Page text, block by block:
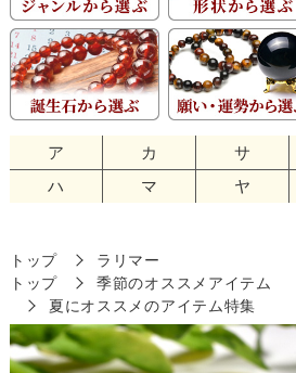
ア カ サ
ハ
マ ヤ
トップ
ラリマー
トップ
季節のオススメアイテム
夏にオススメのアイテム特集